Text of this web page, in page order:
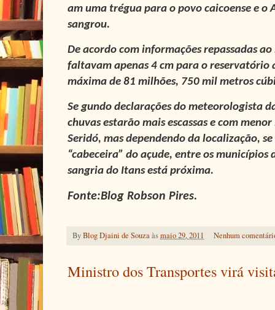
am uma trégua para o povo caicoense e o
sangrou.
De acordo com informações repassadas
faltavam apenas 4 cm para o reservatório
máxima de 81 milhões, 750 mil metros
Se gundo declarações do meteorologista
chuvas estarão mais escassas e com
Seridó, mas dependendo da localização,
“cabeceira” do açude, entre os municípios
sangria do Itans está próxima.
Fonte:Blog Robson Pires.
ByBlog Djaini de Souzaàsmaio 29, 2011 Nenhum
Ministro dos Transportes virá